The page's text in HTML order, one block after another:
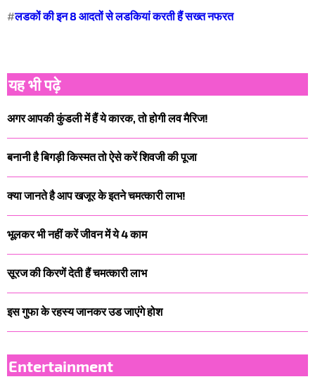
#लडकों की इन 8 आदतों से लडकियां करती हैं सख्त नफरत
यह भी पढ़े
अगर आपकी कुंडली में हैं ये कारक, तो होगी लव मैरिज!
बनानी है बिगड़ी किस्मत तो ऐसे करें शिवजी की पूजा
क्या जानते है आप खजूर के इतने चमत्कारी लाभ!
भूलकर भी नहीं करें जीवन में ये 4 काम
सूरज की किरणें देती हैं चमत्कारी लाभ
इस गुफा के रहस्य जानकर उड जाएंगे होश
Entertainment